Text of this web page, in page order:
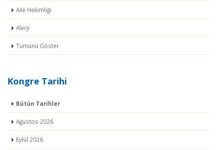
Aile Hekimliği
Alerji
Tümünü Göster
Kongre Tarihi
Bütün Tarihler
Ağustos 2026
Eylül 2026